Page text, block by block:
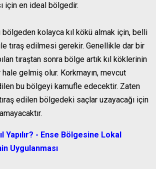
için en ideal bölgedir.
kolayca kıl kökü almak için, belli
tıraş edilmesi gerekir. Genellikle dar bir
tıraştan sonra bölge artık kıl köklerinin
hale gelmiş olur. Korkmayın, mevcut
bu bölgeyi kamufle edecektir. Zaten
edilen bölgedeki saçlar uzayacağı için
Yapılır? - Ense Bölgesine Lokal
Uygulanması